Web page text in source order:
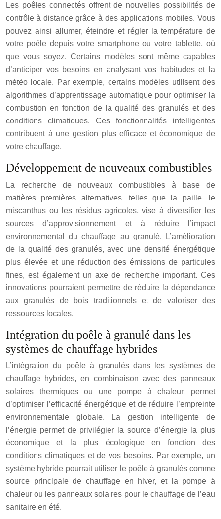
Les poêles connectés offrent de nouvelles possibilités de
contrôle à distance grâce à des applications mobiles. Vous
pouvez ainsi allumer, éteindre et régler la température de
votre poêle depuis votre smartphone ou votre tablette, où
que vous soyez. Certains modèles sont même capables
d’anticiper vos besoins en analysant vos habitudes et la
météo locale. Par exemple, certains modèles utilisent des
algorithmes d’apprentissage automatique pour optimiser la
combustion en fonction de la qualité des granulés et des
conditions climatiques. Ces fonctionnalités intelligentes
contribuent à une gestion plus efficace et économique de
votre chauffage.
Développement de nouveaux combustibles
La recherche de nouveaux combustibles à base de
matières premières alternatives, telles que la paille, le
miscanthus ou les résidus agricoles, vise à diversifier les
sources d’approvisionnement et à réduire l’impact
environnemental du chauffage au granulé. L’amélioration
de la qualité des granulés, avec une densité énergétique
plus élevée et une réduction des émissions de particules
fines, est également un axe de recherche important. Ces
innovations pourraient permettre de réduire la dépendance
aux granulés de bois traditionnels et de valoriser des
ressources locales.
Intégration du poêle à granulé dans les
systèmes de chauffage hybrides
L’intégration du poêle à granulés dans les systèmes de
chauffage hybrides, en combinaison avec des panneaux
solaires thermiques ou une pompe à chaleur, permet
d’optimiser l’efficacité énergétique et de réduire l’empreinte
environnementale globale. La gestion intelligente de
l’énergie permet de privilégier la source d’énergie la plus
économique et la plus écologique en fonction des
conditions climatiques et de vos besoins. Par exemple, un
système hybride pourrait utiliser le poêle à granulés comme
source principale de chauffage en hiver, et la pompe à
chaleur ou les panneaux solaires pour le chauffage de l’eau
sanitaire en été.